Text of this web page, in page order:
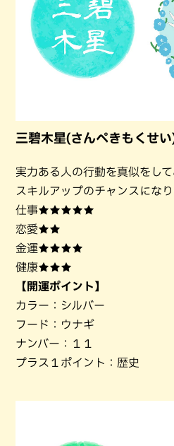
三碧木星(さんぺきもくせい
実力ある人の行動を真似をし
スキルアップのチャンスになり
仕事★★★★★
恋愛★★
金運★★★★
健康★★★
【開運ポイント】
カラー：シルバー
フード：ウナギ
ナンバー：１１
プラス１ポイント：歴史